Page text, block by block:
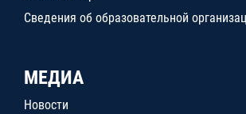
Сведения об образовательной
МЕДИА
Новости